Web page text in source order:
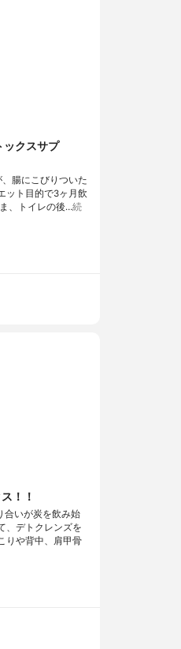
ックスサプ
腸にこびりついた
ット目的で3ヶ月飲
、トイレの後…続
！！
合いが炭を飲み始
、デトクレンズを
りや背中、肩甲骨